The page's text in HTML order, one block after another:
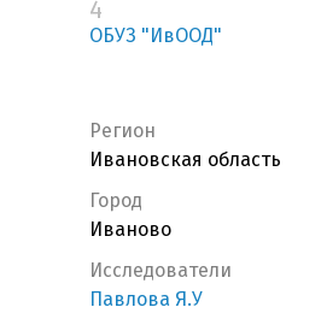
4
ОБУЗ "ИвООД"
Регион
Ивановская область
Город
Иваново
Исследователи
Павлова Я.У